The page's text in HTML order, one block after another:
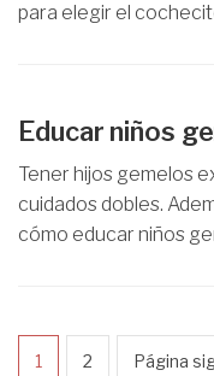
para elegir el
Educar niños
Tener hijos gemelos
cuidados dobles.
cómo educar niños
1 2 Página